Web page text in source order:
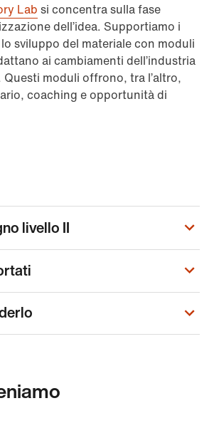
Lab si concentra sulla fase
dell’idea. Supportiamo i
sviluppo del materiale con moduli
ai cambiamenti dell’industria
moduli offrono, tra l’altro,
coaching e opportunità di
livello II